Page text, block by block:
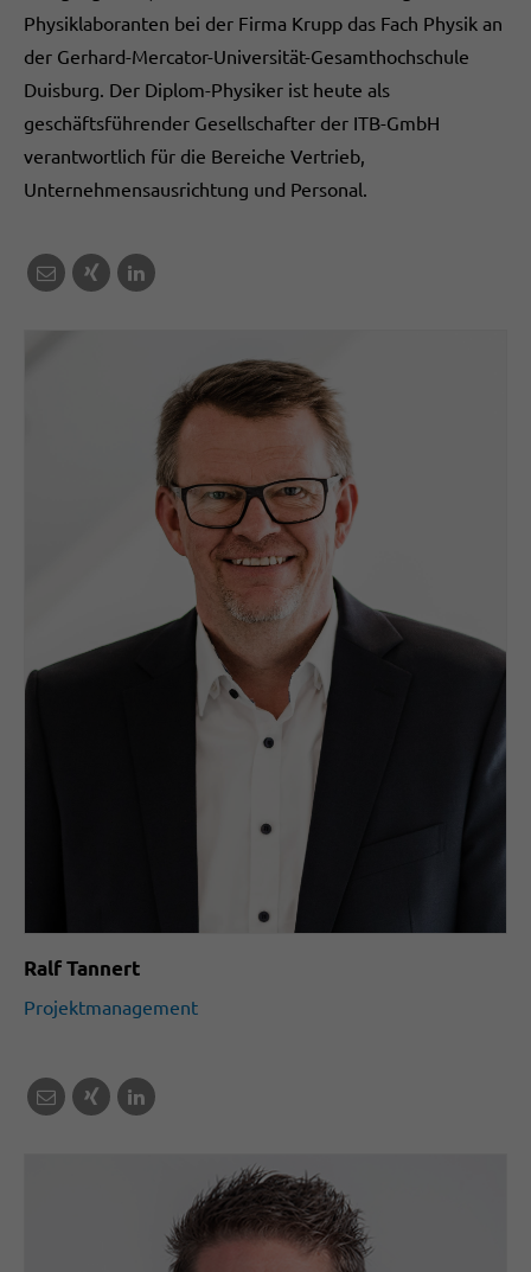
Physiklaboranten bei der Firma Krupp das Fach Physik an
der Gerhard-Mercator-Universität-Gesamthochschule
Duisburg. Der Diplom-Physiker ist heute als
geschäftsführender Gesellschafter der ITB-GmbH
verantwortlich für die Bereiche Vertrieb,
Unternehmensausrichtung und Personal.
Ralf Tannert
Projektmanagement